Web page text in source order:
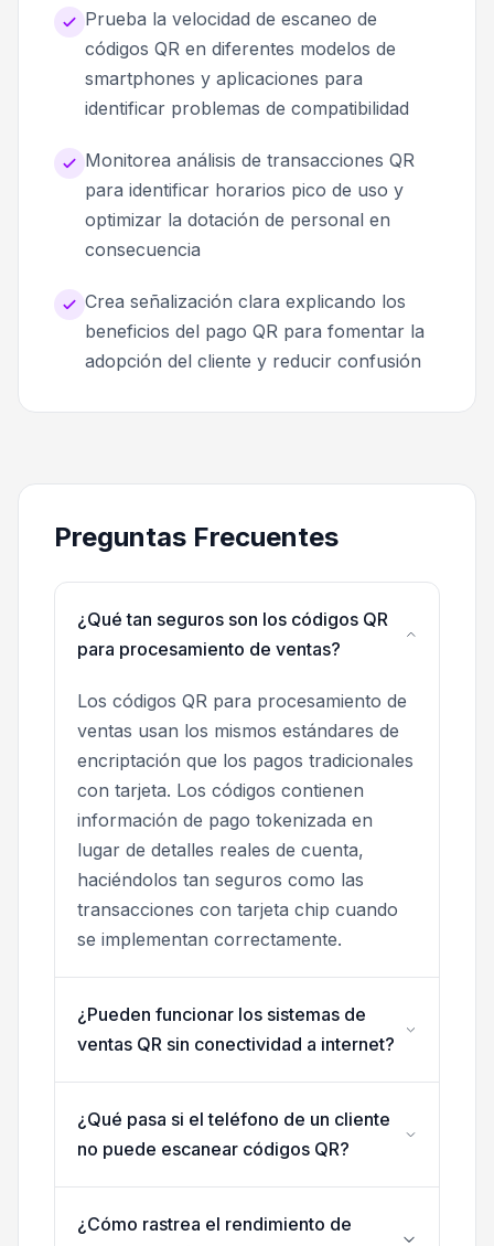
Prueba la velocidad de escaneo de
códigos QR en diferentes modelos de
smartphones y aplicaciones para
identificar problemas de compatibilidad
Monitorea análisis de transacciones QR
para identificar horarios pico de uso y
optimizar la dotación de personal en
consecuencia
Crea señalización clara explicando los
beneficios del pago QR para fomentar la
adopción del cliente y reducir confusión
Preguntas Frecuentes
¿Qué tan seguros son los códigos QR
para procesamiento de ventas?
Los códigos QR para procesamiento de
ventas usan los mismos estándares de
encriptación que los pagos tradicionales
con tarjeta. Los códigos contienen
información de pago tokenizada en
lugar de detalles reales de cuenta,
haciéndolos tan seguros como las
transacciones con tarjeta chip cuando
se implementan correctamente.
¿Pueden funcionar los sistemas de
ventas QR sin conectividad a internet?
¿Qué pasa si el teléfono de un cliente
no puede escanear códigos QR?
¿Cómo rastrea el rendimiento de